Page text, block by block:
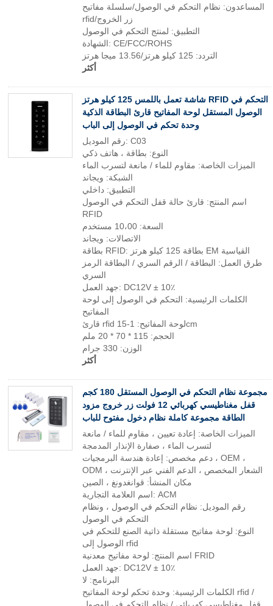
المساعدون: نظام التحكم في الوصول/سلسلة مفاتيح
rfid/زر الخروج
التطبيق: لمنتج التحكم في الوصول
الشهادة: CE/FCC/ROHS
التردد: 125 كيلو هرتز/13.56 ميجا هرتز
أكثر
شاشة تعمل باللمس 125 كيلو هرتز RFID التحكم في
الوصول المستقل لوحة المفاتيح قارئ البطاقة الذكية
وحدة تحكم في الوصول إلى الباب
رقم الموديل: C03
النوع: بطاقة ، هاتف ذكي
الميزات الخاصة: مقاوم للماء / مانعة لتسرب الماء
الشبكة: ويجاند
التطبيق: داخلي
اسم المنتج: قارئ حالة قفل التحكم في الوصول
RFID
السعة: 10،00 مستخدم
الاتصالات: ويجاند
بطاقة RFID: بطاقة 125 كيلو هرتز EM القياسية
طرق العمل: البطاقة / الرقم السري / البطاقة الرمز
السري
جهد العمل: DC12V ± 10٪
الكلمات الرئيسية: التحكم في الوصول إلى لوحة
المفاتيح
قارئ rfid لوحة المفاتيح: 1-15cm
الحجم: 115 * 70 * 20 ملم
الوزن: 330 جرام
أكثر
مجموعة نظام التحكم في الوصول المستقل 180 كجم
قفل مغناطيسي كهربائي 12 فولت زر خروج مزود
الطاقة مجموعة كاملة نظام دخول مفتوح للباب
الميزات الخاصة: إعادة تعيين ، مقاوم للماء / مانعة
لتسرب الماء ، صفارة الإنذار المدمجة
دعم مخصص: إعادة هندسة البرمجيات ، OEM ،
ODM ، الشعار المخصص ، الدعم الفني عبر الإنترنت
مكان المنشأ: قوانغدونغ ، الصين
اسم العلامة التجارية: ACM
رقم الموديل: نظام التحكم في الوصول ، ونظام
التحكم في الوصول
النوع: لوحة مفاتيح مستقلة ذاتية الصنع للتحكم في
الوصول إلى rfid
اسم المنتج: لوحة مفاتيح معدنية FRID
جهد العمل: DC12V ± 10٪
البرنامج: لا
الكلمات الرئيسية: وحدة تحكم لوحة المفاتيح rfid /